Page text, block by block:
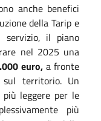
anche benefici
della Tarip e
il piano
nel 2025 una
euro,a fronte
territorio. Un
leggere per le
più